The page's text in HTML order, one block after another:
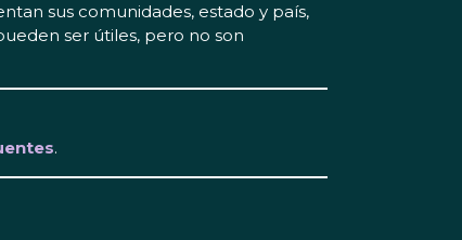
sus comunidades, estado y país,
ser útiles, pero no son
.